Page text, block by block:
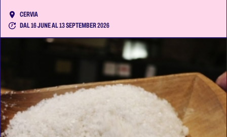
CERVIA
DAL 16 JUNE AL 13 SEPTEMBER 2026